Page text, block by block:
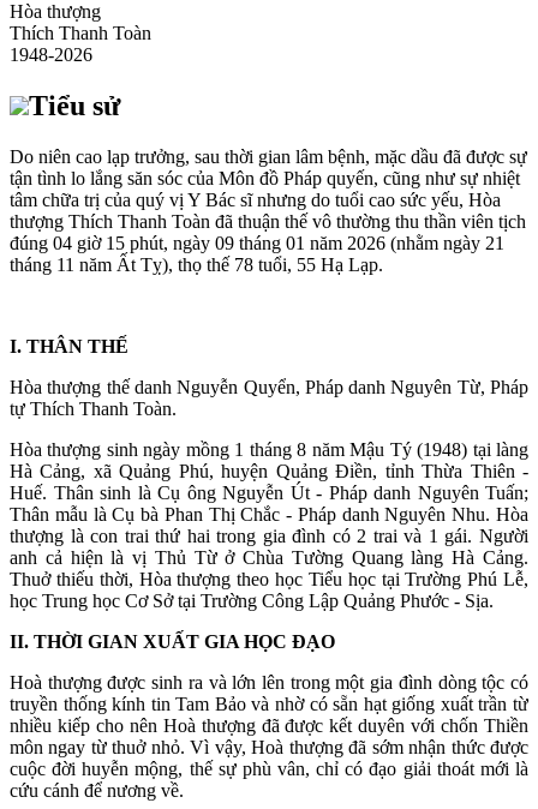
Hòa thượng
Thích Thanh Toàn
1948-2026
Tiểu sử
Do niên cao lạp trưởng, sau thời gian lâm bệnh, mặc dầu đã được sự
tận tình lo lắng săn sóc của Môn đồ Pháp quyến, cũng như sự nhiệt
tâm chữa trị của quý vị Y Bác sĩ nhưng do tuổi cao sức yếu, Hòa
thượng Thích Thanh Toàn đã thuận thế vô thường thu thần viên tịch
đúng 04 giờ 15 phút, ngày 09 tháng 01 năm 2026 (nhằm ngày 21
tháng 11 năm Ất Tỵ), thọ thế 78 tuổi, 55 Hạ Lạp.
I. THÂN THẾ
Hòa thượng thế danh Nguyễn Quyển, Pháp danh Nguyên Từ, Pháp
tự Thích Thanh Toàn.
Hòa thượng sinh ngày mồng 1 tháng 8 năm Mậu Tý (1948) tại làng
Hà Cảng, xã Quảng Phú, huyện Quảng Điền, tỉnh Thừa Thiên -
Huế. Thân sinh là Cụ ông Nguyễn Út - Pháp danh Nguyên Tuấn;
Thân mẫu là Cụ bà Phan Thị Chắc - Pháp danh Nguyên Nhu. Hòa
thượng là con trai thứ hai trong gia đình có 2 trai và 1 gái. Người
anh cả hiện là vị Thủ Từ ở Chùa Tường Quang làng Hà Cảng.
Thuở thiếu thời, Hòa thượng theo học Tiểu học tại Trường Phú Lễ,
học Trung học Cơ Sở tại Trường Công Lập Quảng Phước - Sịa.
II. THỜI GIAN XUẤT GIA HỌC ĐẠO
Hoà thượng được sinh ra và lớn lên trong một gia đình dòng tộc có
truyền thống kính tin Tam Bảo và nhờ có sẵn hạt giống xuất trần từ
nhiều kiếp cho nên Hoà thượng đã được kết duyên với chốn Thiền
môn ngay từ thuở nhỏ. Vì vậy, Hoà thượng đã sớm nhận thức được
cuộc đời huyễn mộng, thế sự phù vân, chỉ có đạo giải thoát mới là
cứu cánh để nương về.